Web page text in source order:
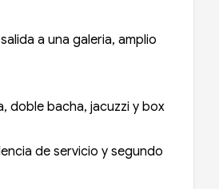
a una galeria, amplio
doble bacha, jacuzzi y box
de servicio y segundo